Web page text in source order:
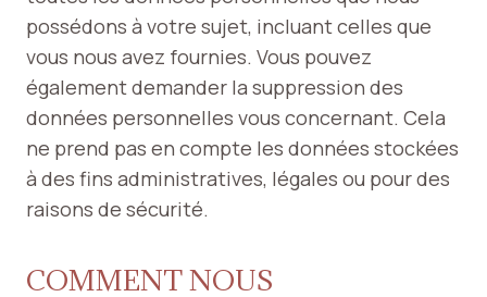
possédons à votre sujet, incluant celles que
vous nous avez fournies. Vous pouvez
également demander la suppression des
données personnelles vous concernant. Cela
ne prend pas en compte les données stockées
à des fins administratives, légales ou pour des
raisons de sécurité.
COMMENT NOUS